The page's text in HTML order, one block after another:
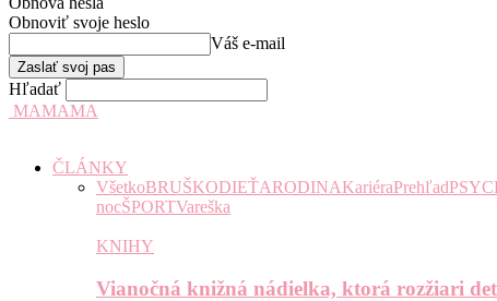
Obnoviť svoje heslo
Váš e-mail
Hľadať
MAMAMA
ČLÁNKY
VšetkoBRUŠKODIEŤARODINAKariéraPrehľad
nocŠPORTVareška
KNIHY
Vianočná knižná nádielka, ktorá rozžiari